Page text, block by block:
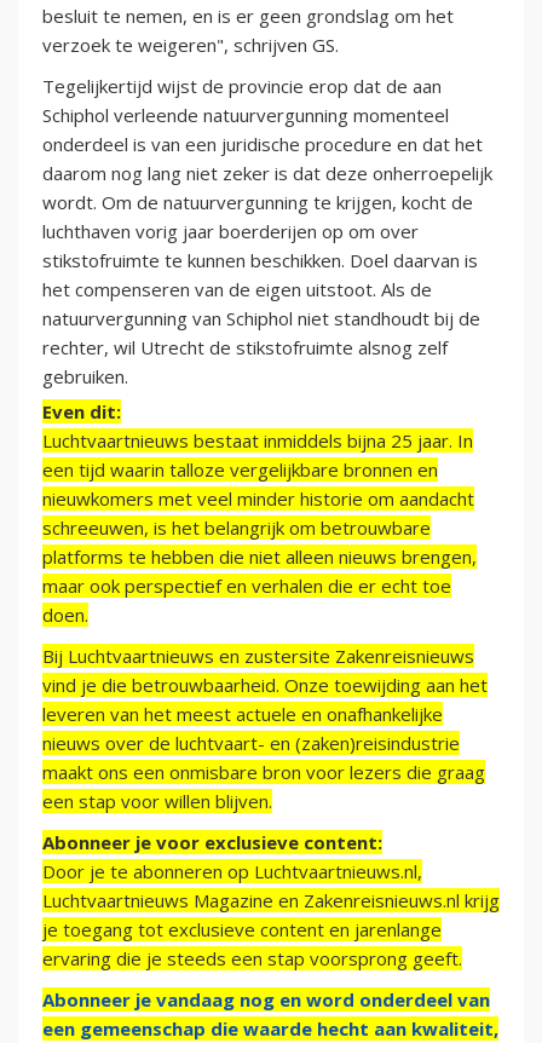
besluit te nemen, en is er geen grondslag om het
verzoek te weigeren", schrijven GS.
Tegelijkertijd wijst de provincie erop dat de aan
Schiphol verleende natuurvergunning momenteel
onderdeel is van een juridische procedure en dat het
daarom nog lang niet zeker is dat deze onherroepelijk
wordt. Om de natuurvergunning te krijgen, kocht de
luchthaven vorig jaar boerderijen op om over
stikstofruimte te kunnen beschikken. Doel daarvan is
het compenseren van de eigen uitstoot. Als de
natuurvergunning van Schiphol niet standhoudt bij de
rechter, wil Utrecht de stikstofruimte alsnog zelf
gebruiken.
Even dit:
Luchtvaartnieuws bestaat inmiddels bijna 25 jaar. In
een tijd waarin talloze vergelijkbare bronnen en
nieuwkomers met veel minder historie om aandacht
schreeuwen, is het belangrijk om betrouwbare
platforms te hebben die niet alleen nieuws brengen,
maar ook perspectief en verhalen die er echt toe
doen.
Bij Luchtvaartnieuws en zustersite Zakenreisnieuws
vind je die betrouwbaarheid. Onze toewijding aan het
leveren van het meest actuele en onafhankelijke
nieuws over de luchtvaart- en (zaken)reisindustrie
maakt ons een onmisbare bron voor lezers die graag
een stap voor willen blijven.
Abonneer je voor exclusieve content:
Door je te abonneren op Luchtvaartnieuws.nl,
Luchtvaartnieuws Magazine en Zakenreisnieuws.nl krijg
je toegang tot exclusieve content en jarenlange
ervaring die je steeds een stap voorsprong geeft.
Abonneer je vandaag nog en word onderdeel van
een gemeenschap die waarde hecht aan kwaliteit,